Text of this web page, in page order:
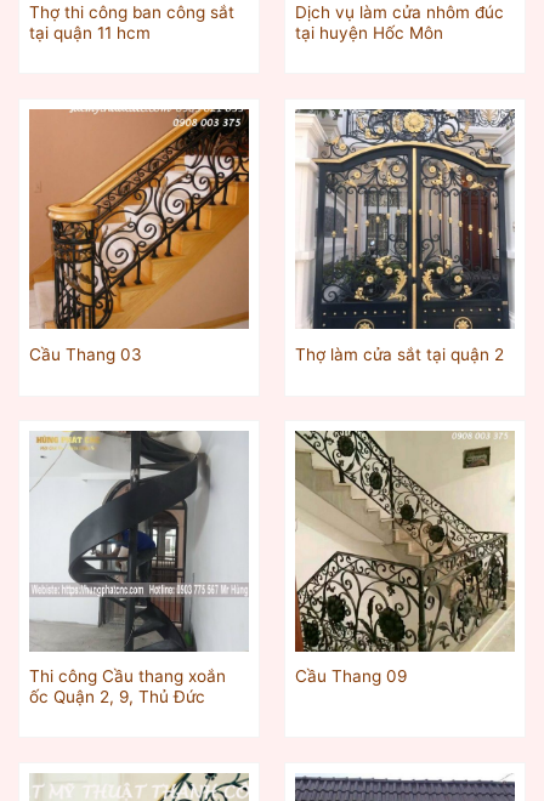
Thợ thi công ban công sắt
tại quận 11 hcm
Dịch vụ làm cửa nhôm đúc
tại huyện Hốc Môn
Cầu Thang 03 Thợ làm cửa sắt tại quận 2
Thi công Cầu thang xoắn
ốc Quận 2, 9, Thủ Đức
Cầu Thang 09